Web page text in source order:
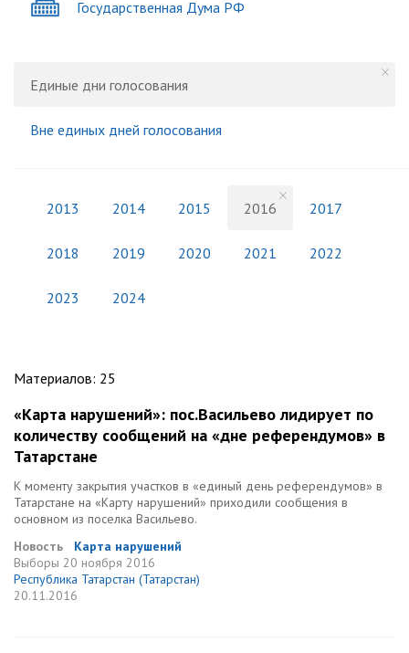
Государственная Дума РФ
Единые дни голосования
Вне единых дней голосования
2013 2014 2015 2016 2017
2018 2019 2020 2021 2022
2023 2024
Материалов: 25
«Карта нарушений»: пос.Васильево лидирует по
количеству сообщений на «дне референдумов» в
Татарстане
К моменту закрытия участков в «единый день референдумов» в
Татарстане на «Карту нарушений» приходили сообщения в
основном из поселка Васильево.
Новость
Карта нарушений
Выборы 20 ноября 2016
Республика Татарстан (Татарстан)
20.11.2016